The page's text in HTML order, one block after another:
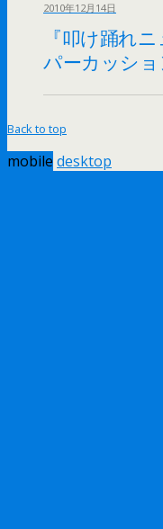
2010年12月14日
『叩け踊れ
パーカッシ
Back to top
mobile desktop